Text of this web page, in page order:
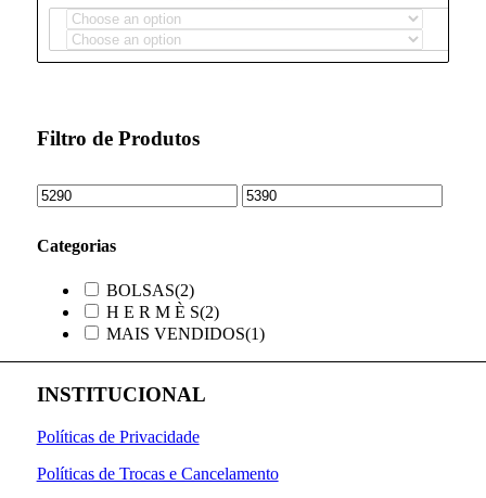
Filtro de Produtos
Categorias
BOLSAS(2)
H E R M È S(2)
MAIS VENDIDOS(1)
INSTITUCIONAL
Políticas de Privacidade
Políticas de Trocas e Cancelamento